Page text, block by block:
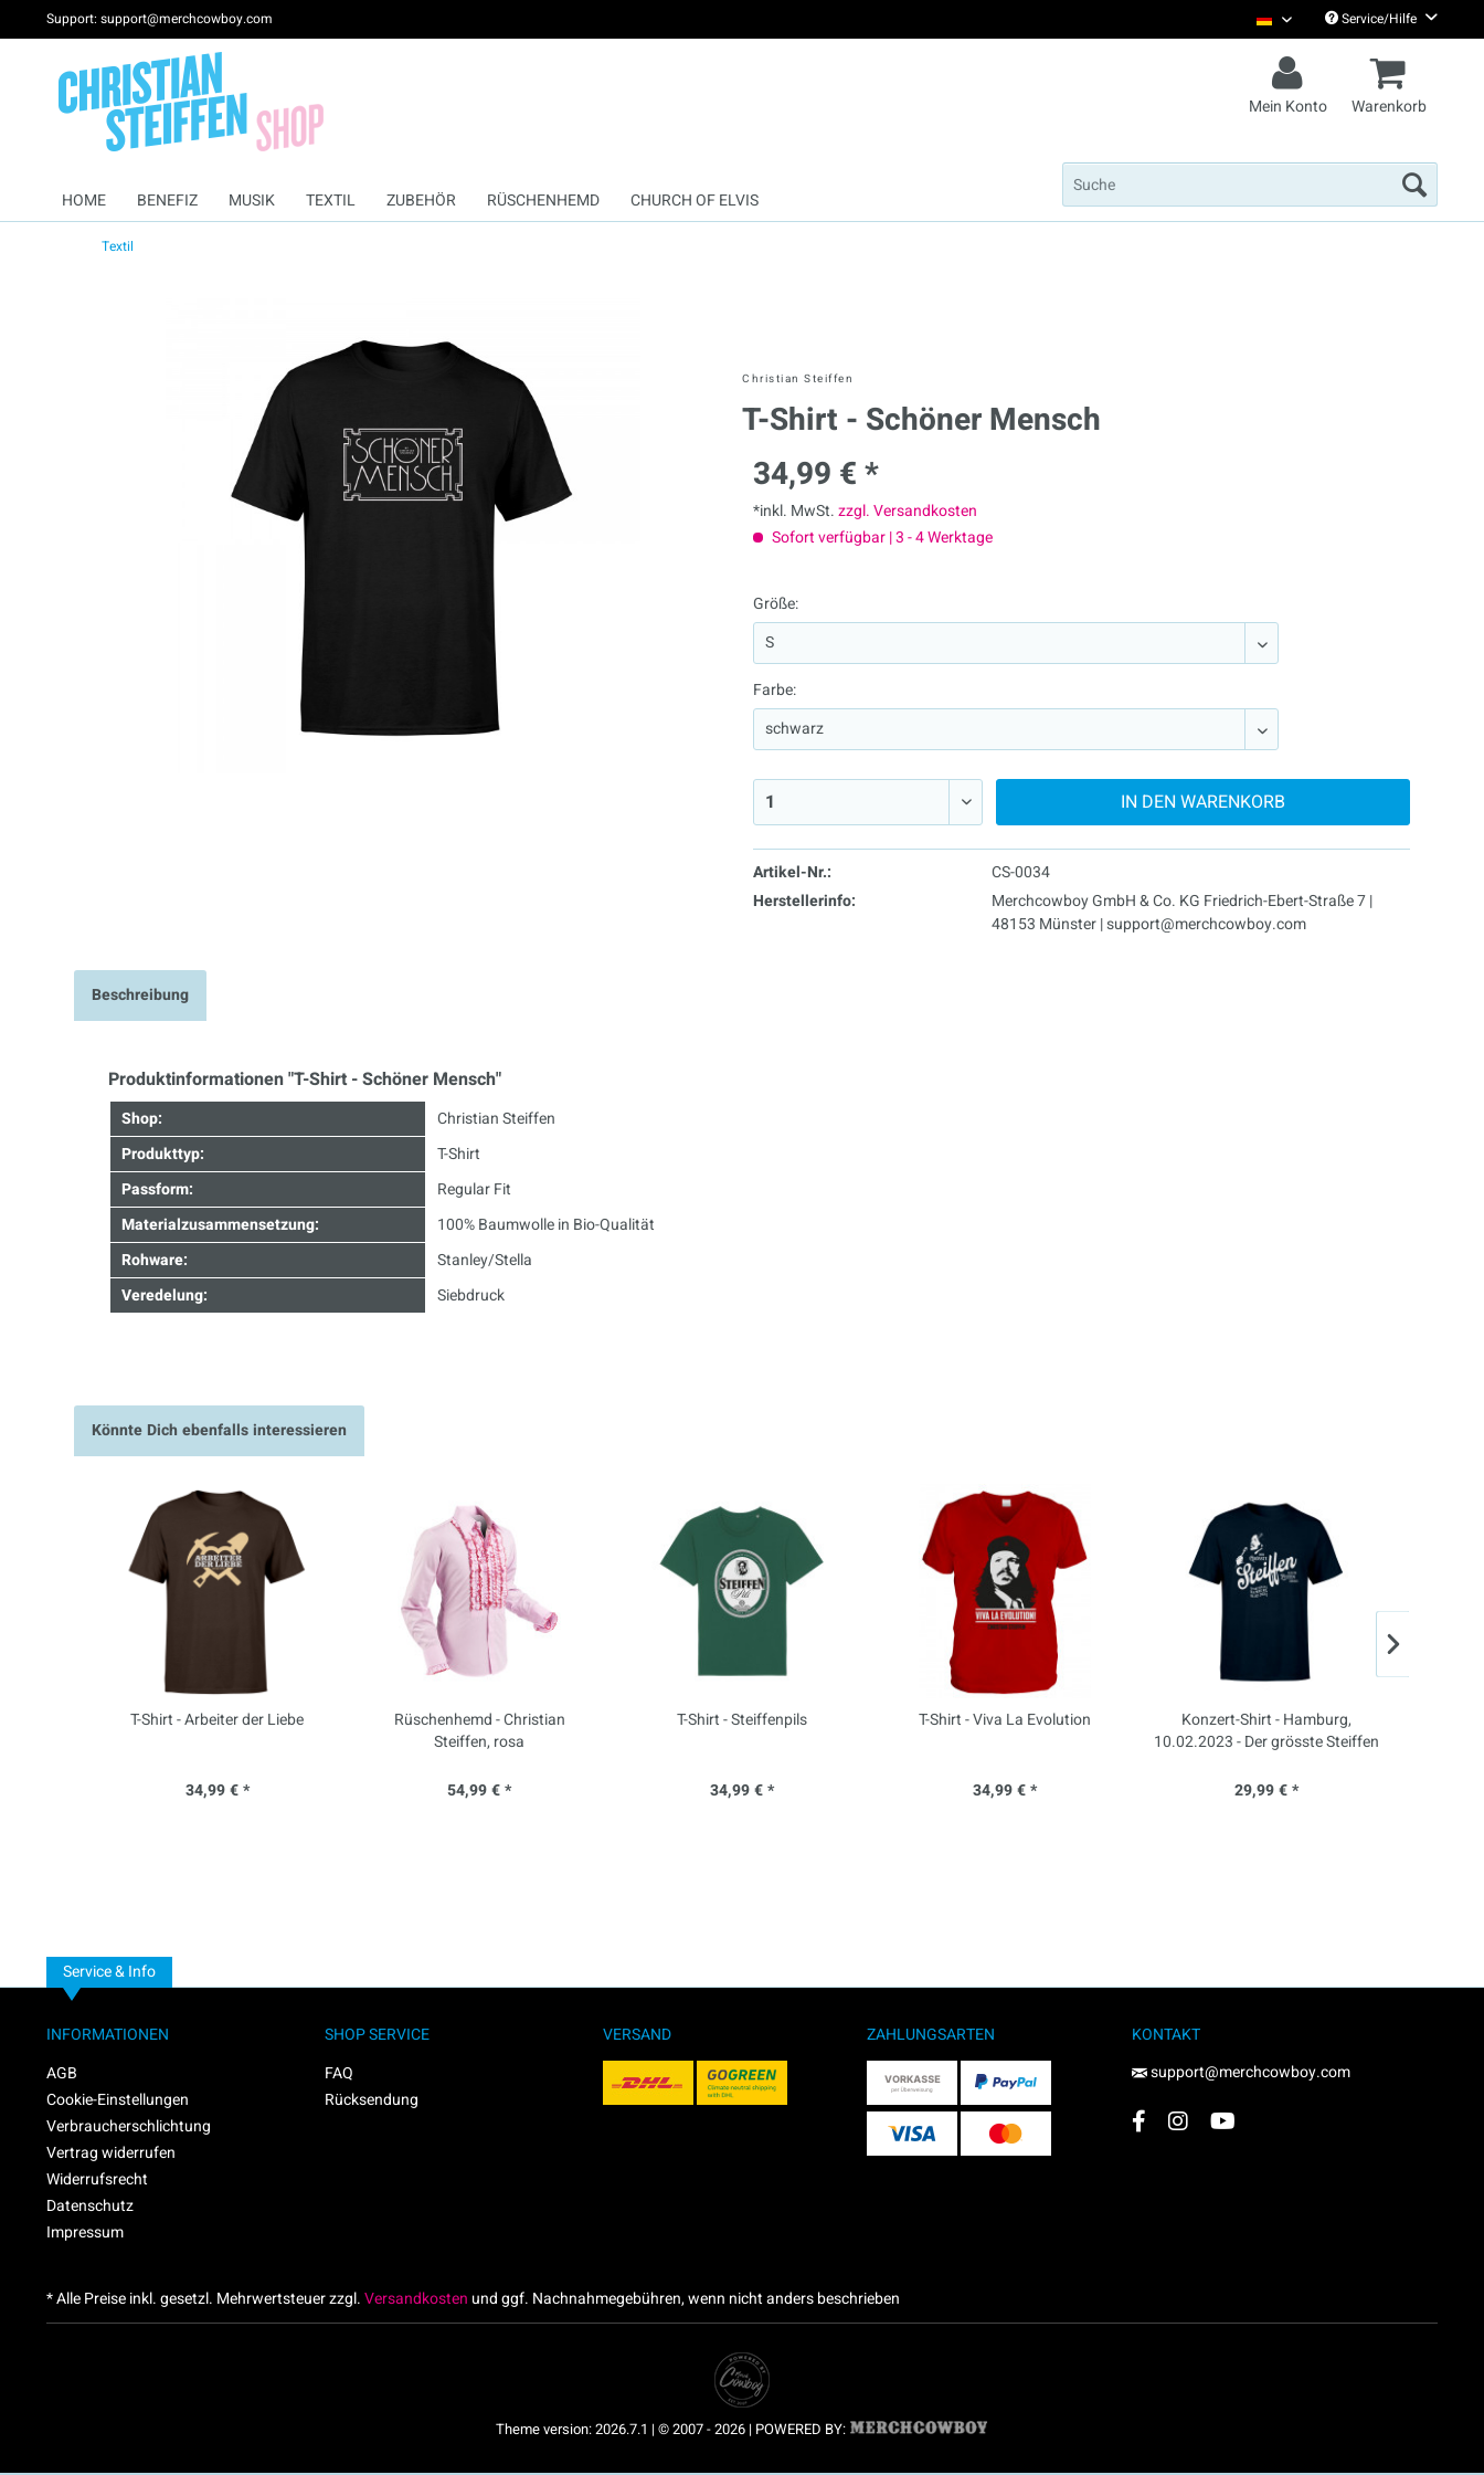
Support: support@merchcowboy.com Christian Steiffen Deutsch
Service/Hilfe
Mein Konto Warenkorb
HOME BENEFIZ MUSIK TEXTIL ZUBEHÖR RÜSCHENHEMD CHURCH OF ELVIS
Textil
Christian Steiffen
T-Shirt - Schöner Mensch
34,99 € *
*inkl. MwSt.zzgl. Versandkosten
Sofort verfügbar | 3 - 4 Werktage
Größe:
Farbe:
IN DEN WARENKORB
Artikel-Nr.:
CS-0034
Herstellerinfo:
Merchcowboy GmbH & Co. KG Friedrich-Ebert-Straße 7 |
48153 Münster | support@merchcowboy.com
Beschreibung
Produktinformationen "T-Shirt - Schöner Mensch"
Shop:
Christian Steiffen
Produkttyp:
T-Shirt
Passform:
Regular Fit
Materialzusammensetzung:
100% Baumwolle in Bio-Qualität
Rohware:
Stanley/Stella
Veredelung:
Siebdruck
Könnte Dich ebenfalls interessieren
T-Shirt - Arbeiter der Liebe
34,99 € *
Rüschenhemd - Christian
Steiffen, rosa
54,99 € *
T-Shirt - Steiffenpils
34,99 € *
T-Shirt - Viva La Evolution
34,99 € *
Konzert-Shirt - Hamburg,
10.02.2023 - Der grösste Steiffen
29,99 € *
Service & Info
INFORMATIONEN
AGB
Cookie-Einstellungen
Verbraucherschlichtung
Vertrag widerrufen
Widerrufsrecht
Datenschutz
Impressum
SHOP SERVICE
FAQ
Rücksendung
VERSAND ZAHLUNGSARTEN
KONTAKT
support@merchcowboy.com
* Alle Preise inkl. gesetzl. Mehrwertsteuer zzgl.Versandkosten und ggf. Nachnahmegebühren, wenn nicht anders beschrieben
Theme version: 2026.7.1 | © 2007 - 2026 | POWERED BY: